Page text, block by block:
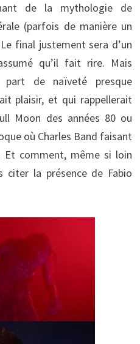
de la mythologie de
(parfois de manière un
final justement sera d’un
qu’il fait rire. Mais
de naïveté presque
plaisir, et qui rappellerait
Moon des années 80 ou
où Charles Band faisant
Et comment, même si loin
citer la présence de Fabio